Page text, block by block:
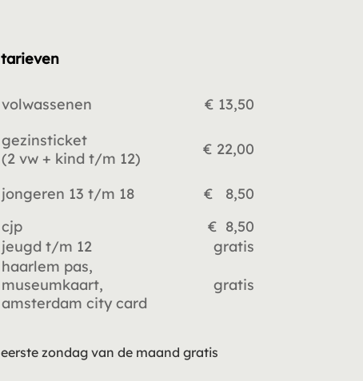
tarieven
volwassenen
€ 13,50
gezinsticket
(2 vw + kind t/m 12)
€ 22,00
jongeren 13 t/m 18
€ 8,50
cjp
€ 8,50
jeugd t/m 12
gratis
haarlem pas,
museumkaart,
amsterdam city card
gratis
eerste zondag van de maand gratis